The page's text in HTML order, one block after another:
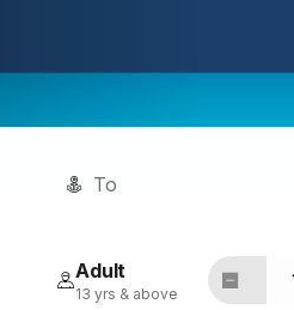
To
Adult
13 yrs & above